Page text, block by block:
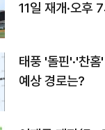
11일 재개·오후
태풍 '돌핀'·'찬
예상 경로는?